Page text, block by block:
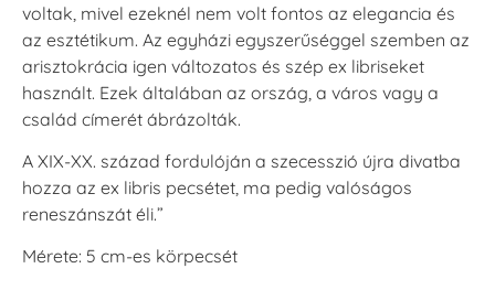
voltak, mivel ezeknél nem volt fontos az elegancia és
az esztétikum. Az egyházi egyszerűséggel szemben az
arisztokrácia igen változatos és szép ex libriseket
használt. Ezek általában az ország, a város vagy a
család címerét ábrázolták.
A XIX-XX. század fordulóján a szecesszió újra divatba
hozza az ex libris pecsétet, ma pedig valóságos
reneszánszát éli.”
Mérete: 5 cm-es körpecsét